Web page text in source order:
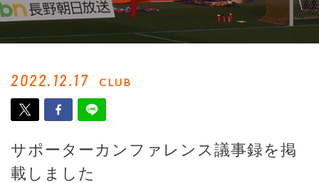
2022.12.17 CLUB
サポーターカンファレンス議事録を掲
載しました